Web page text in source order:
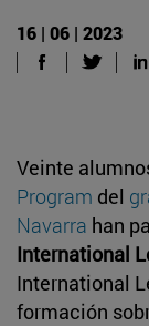
16 | 06 | 2023
Veinte
Program del
Navarra han
International
International
formación